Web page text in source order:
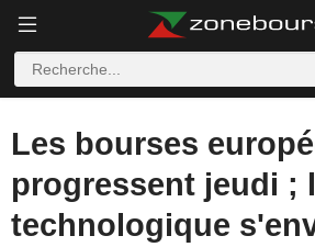
Les bourses
progressent jeudi ;
technologique